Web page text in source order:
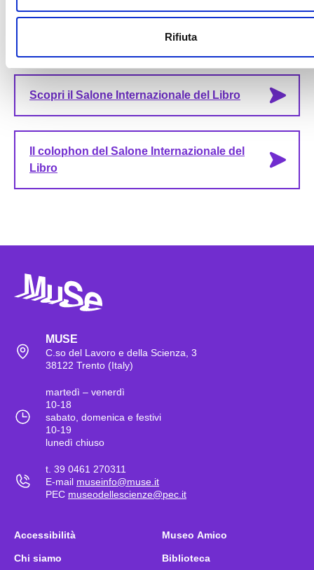
Rifiuta
cultura della sostenibilità attraverso il linguaggio dell’arte.
Scopri il Salone Internazionale del Libro
Il colophon del Salone Internazionale del
Libro
MUSE
C.so del Lavoro e della Scienza, 3
38122 Trento (Italy)
martedì – venerdì
10-18
sabato, domenica e festivi
10-19
lunedì chiuso
t. 39 0461 270311
E-mail museinfo@muse.it
PEC museodellescienze@pec.it
Accessibilità
Chi siamo
Museo Amico
Biblioteca